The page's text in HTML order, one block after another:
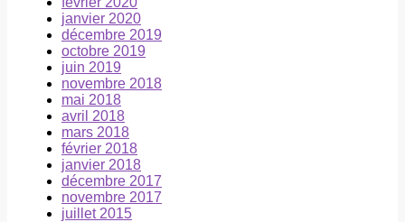
janvier 2020
décembre 2019
octobre 2019
juin 2019
novembre 2018
mai 2018
avril 2018
mars 2018
février 2018
janvier 2018
décembre 2017
novembre 2017
juillet 2015